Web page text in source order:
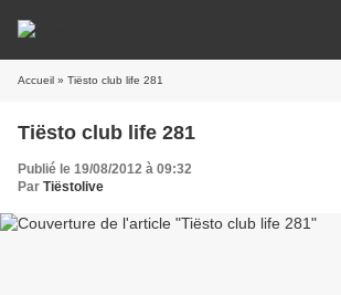
Accueil » Tiësto club life 281
Tiësto club life 281
Publié le 19/08/2012 à 09:32
Par Tiëstolive